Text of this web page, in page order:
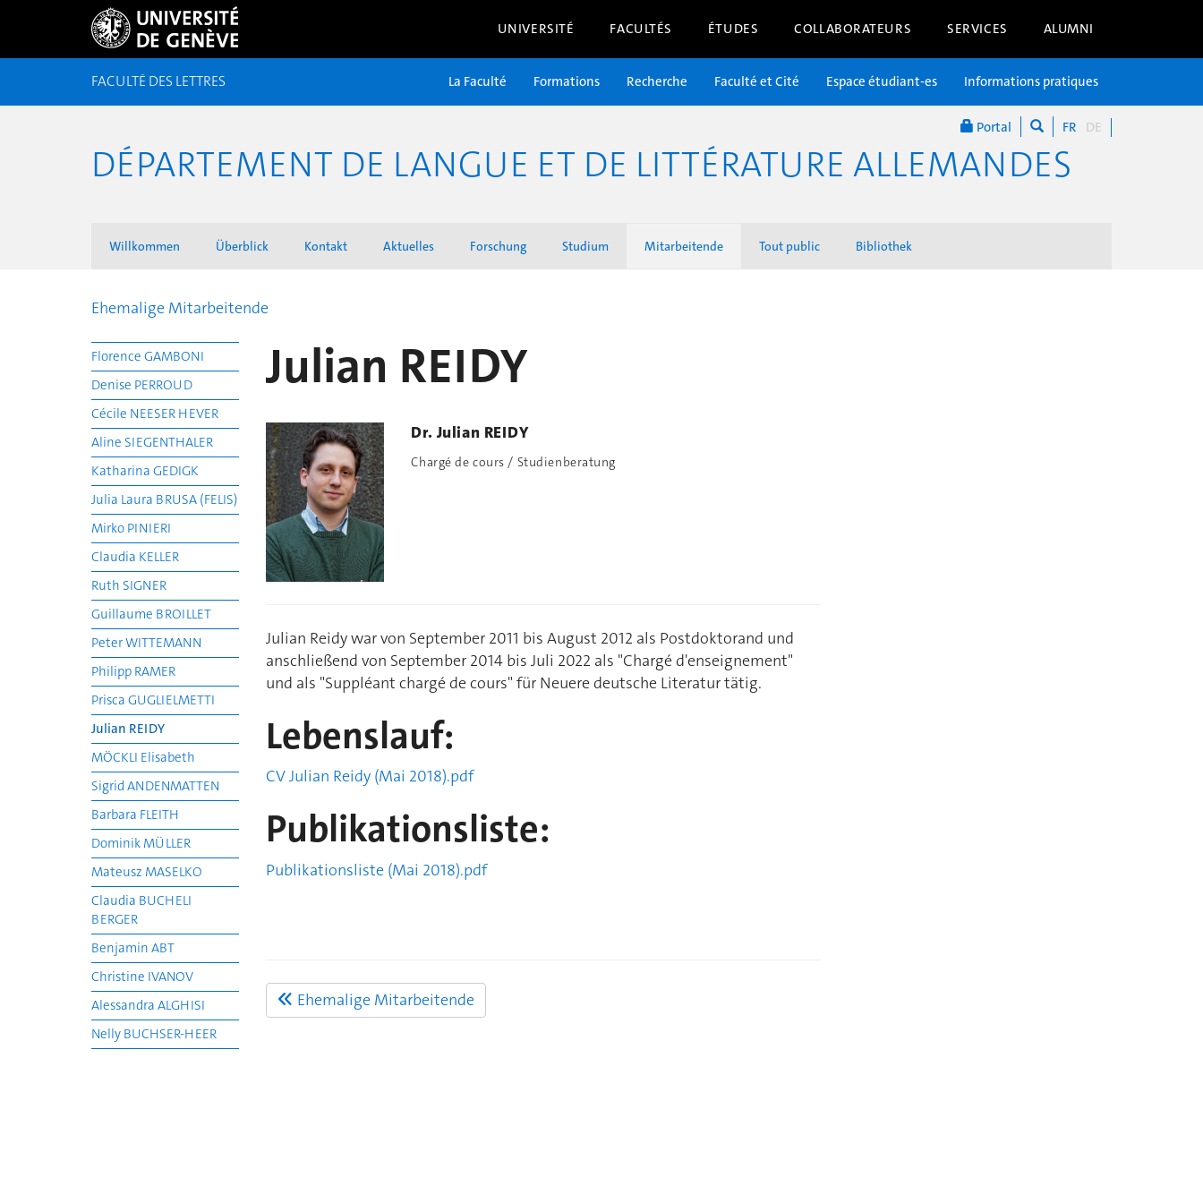
UNIVERSITÉ FACULTÉS ÉTUDES COLLABORATEURS SERVICES ALUMNI
Portal FR DE
FACULTÉ DES LETTRES La Faculté Formations Recherche Faculté et Cité Espace étudiant-es Informations pratiques
DÉPARTEMENT DE LANGUE ET DE LITTÉRATURE ALLEMANDES
Willkommen Überblick Kontakt Aktuelles Forschung Studium Mitarbeitende Tout public Bibliothek
Ehemalige Mitarbeitende
Florence GAMBONI
Denise PERROUD
Cécile NEESER HEVER
Aline SIEGENTHALER
Katharina GEDIGK
Julia Laura BRUSA (FELIS)
Mirko PINIERI
Claudia KELLER
Ruth SIGNER
Guillaume BROILLET
Peter WITTEMANN
Philipp RAMER
Prisca GUGLIELMETTI
Julian REIDY
MÖCKLI Elisabeth
Sigrid ANDENMATTEN
Barbara FLEITH
Dominik MÜLLER
Mateusz MASELKO
Claudia BUCHELI
BERGER
Benjamin ABT
Christine IVANOV
Alessandra ALGHISI
Nelly BUCHSER-HEER
Julian REIDY
Dr. Julian REIDY
Chargé de cours / Studienberatung
Julian Reidy war von September 2011 bis August 2012 als Postdoktorand und
anschließend von September 2014 bis Juli 2022 als "Chargé d'enseignement"
und als "Suppléant chargé de cours" für Neuere deutsche Literatur tätig.
Lebenslauf:
CV Julian Reidy (Mai 2018).pdf
Publikationsliste:
Publikationsliste (Mai 2018).pdf
Ehemalige Mitarbeitende